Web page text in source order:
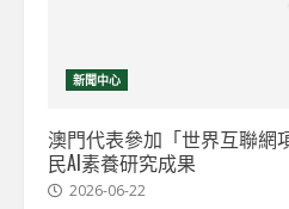
新聞中心
澳門代表參加「世界互聯網
民AI素養研究成果
2026-06-22